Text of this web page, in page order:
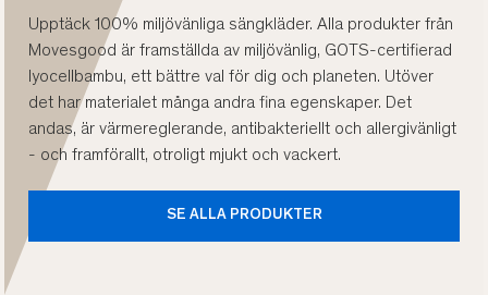
Upptäck 100% miljövänliga sängkläder. Alla produkter från
Movesgood är framställda av miljövänlig, GOTS-certifierad
lyocellbambu, ett bättre val för dig och planeten. Utöver
det har materialet många andra fina egenskaper. Det
andas, är värmereglerande, antibakteriellt och allergivänligt
- och framförallt, otroligt mjukt och vackert.
SE ALLA PRODUKTER